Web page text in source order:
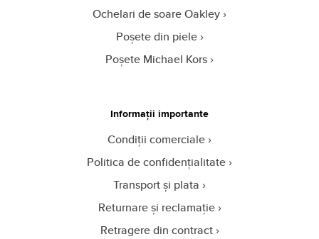
Ochelari de soare Oakley
Poșete din piele
Poșete Michael Kors
Informații importante
Condiții comerciale
Politica de confidențialitate
Transport și plata
Returnare și reclamație
Retragere din contract